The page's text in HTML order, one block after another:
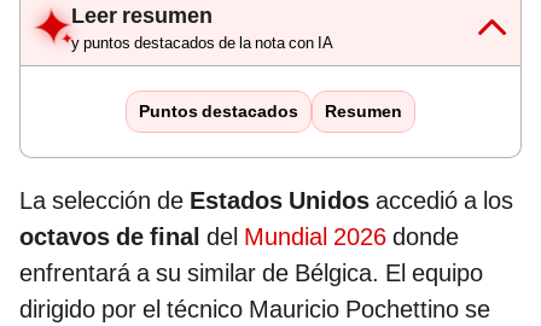
Leer resumen
y puntos destacados de la nota con IA
Puntos destacados Resumen
La selección de Estados Unidos accedió a los
octavos de final del Mundial 2026 donde
enfrentará a su similar de Bélgica. El equipo
dirigido por el técnico Mauricio Pochettino se